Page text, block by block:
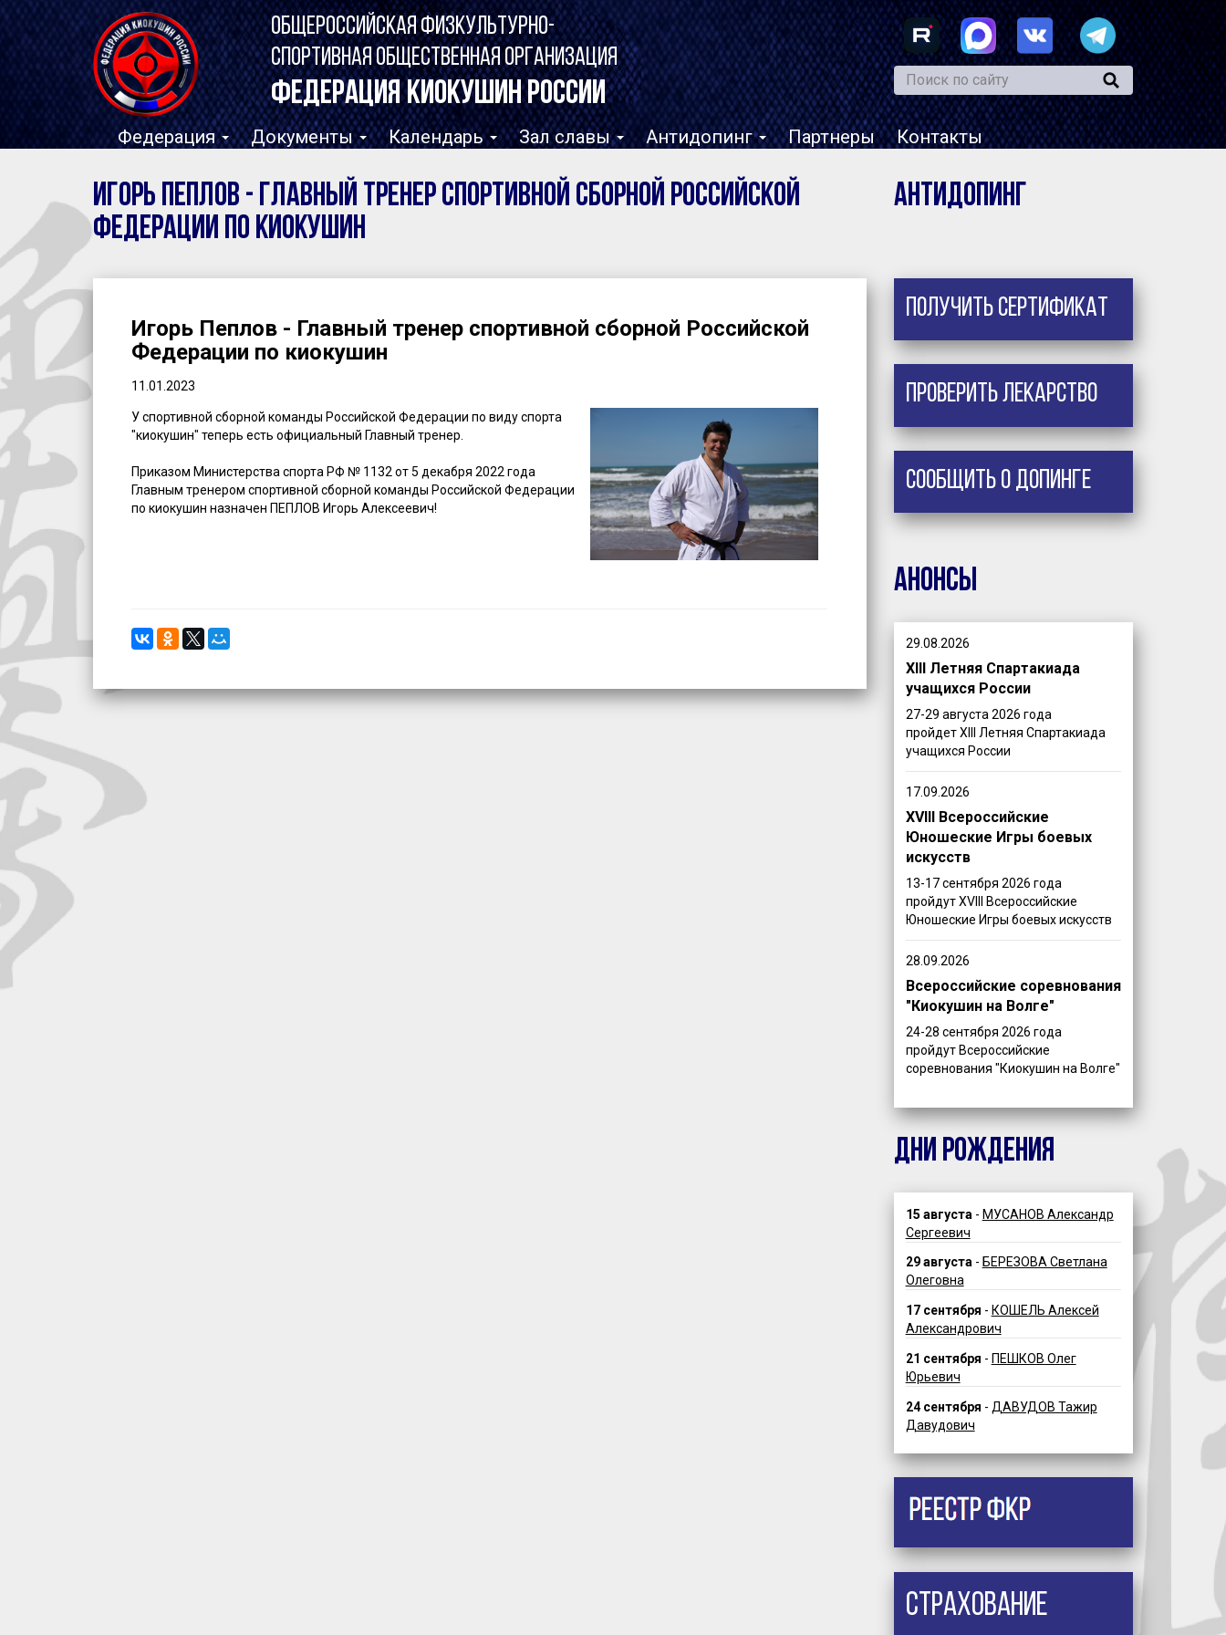
ОБЩЕРОССИЙСКАЯ ФИЗКУЛЬТУРНО-
СПОРТИВНАЯ ОБЩЕСТВЕННАЯ ОРГАНИЗАЦИЯ
ФЕДЕРАЦИЯ КИОКУШИН РОССИИ
Федерация Документы Календарь Зал славы Антидопинг Партнеры Контакты
Игорь Пеплов - Главный тренер спортивной сборной Российской
Федерации по киокушин
Антидопинг
Игорь Пеплов - Главный тренер спортивной сборной Российской
Федерации по киокушин
11.01.2023
У спортивной сборной команды Российской Федерации по виду спорта
"киокушин" теперь есть официальный Главный тренер.
Приказом Министерства спорта РФ № 1132 от 5 декабря 2022 года
Главным тренером спортивной сборной команды Российской Федерации
по киокушин назначен ПЕПЛОВ Игорь Алексеевич!
Получить сертификат
Проверить лекарство
Сообщить о допинге
Анонсы
29.08.2026
XIII Летняя Спартакиада
учащихся России
27-29 августа 2026 года
пройдет XIII Летняя Спартакиада
учащихся России
17.09.2026
XVIII Всероссийские
Юношеские Игры боевых
искусств
13-17 сентября 2026 года
пройдут XVIII Всероссийские
Юношеские Игры боевых искусств
28.09.2026
Всероссийские соревнования
"Киокушин на Волге"
24-28 сентября 2026 года
пройдут Всероссийские
соревнования "Киокушин на Волге"
ДНИ РОЖДЕНИЯ
15 августа - МУСАНОВ Александр
Сергеевич
29 августа- БЕРЕЗОВА Светлана
Олеговна
17 сентября - КОШЕЛЬ Алексей
Александрович
21 сентября - ПЕШКОВ Олег
Юрьевич
24 сентября - ДАВУДОВ Тажир
Давудович
Страхование